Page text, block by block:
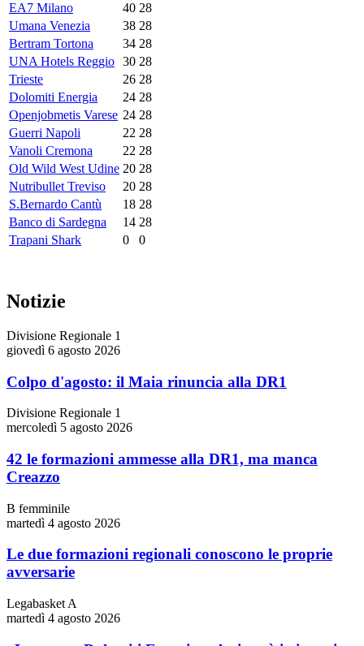
EA7 Milano
40 28
Umana Venezia
38 28
Bertram Tortona
34 28
UNA Hotels Reggio 30 28
Trieste
26 28
Dolomiti Energia
24 28
Openjobmetis Varese 24 28
Guerri Napoli
22 28
Vanoli Cremona
22 28
Old Wild West Udine 20 28
Nutribullet Treviso
20 28
S.Bernardo Cantù
18 28
Banco di Sardegna
14 28
Trapani Shark
0 0
Notizie
Divisione Regionale 1
giovedì 6 agosto 2026
Colpo d'agosto: il Maia rinuncia alla DR1
Divisione Regionale 1
mercoledì 5 agosto 2026
42 le formazioni ammesse alla DR1, ma manca
Creazzo
B femminile
martedì 4 agosto 2026
Le due formazioni regionali conoscono le proprie
avversarie
Legabasket A
martedì 4 agosto 2026